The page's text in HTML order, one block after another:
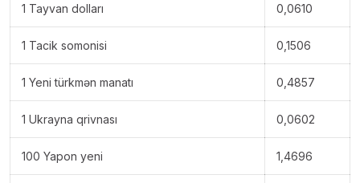
1 Tayvan dolları 0,0610
1 Tacik somonisi 0,1506
1 Yeni türkmən manatı 0,4857
1 Ukrayna qrivnası 0,0602
100 Yapon yeni 1,4696